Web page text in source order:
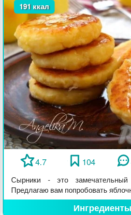
191 ккал
4.7 104
Сырники - это
Предлагаю вам попробовать
Ингредиенты